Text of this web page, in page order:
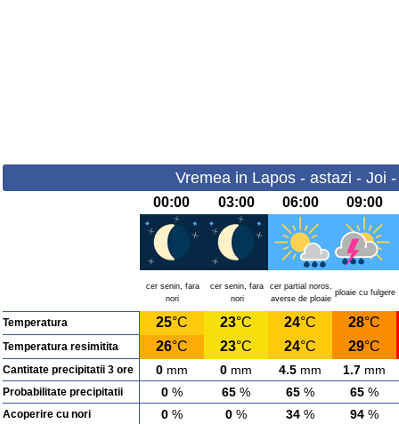
Vremea in Lapos - astazi - Joi
00:00 03:00 06:00 09:00
cer senin, fara
nori
cer senin, fara
nori
cer partial noros,
averse de ploaie
ploaie cu fulgere
Temperatura 25°C 23°C 24°C 28°C
Temperatura resimitita 26°C 23°C 24°C 29°C
Cantitate precipitatii 3 ore 0 mm 0 mm 4.5 mm 1.7 mm
Probabilitate precipitatii 0 % 65 % 65 % 65 %
Acoperire cu nori 0 % 0 % 34 % 94 %